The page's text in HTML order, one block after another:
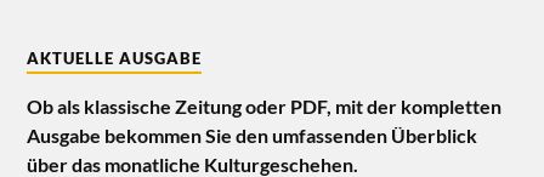
AKTUELLE AUSGABE
Ob als klassische Zeitung oder PDF, mit der kompletten
Ausgabe bekommen Sie den umfassenden Überblick
über das monatliche Kulturgeschehen.